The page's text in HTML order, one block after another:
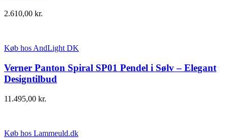
2.610,00 kr.
Køb hos AndLight DK
Verner Panton Spiral SP01 Pendel i Sølv – Elegant
Designtilbud
11.495,00 kr.
Køb hos Lammeuld.dk